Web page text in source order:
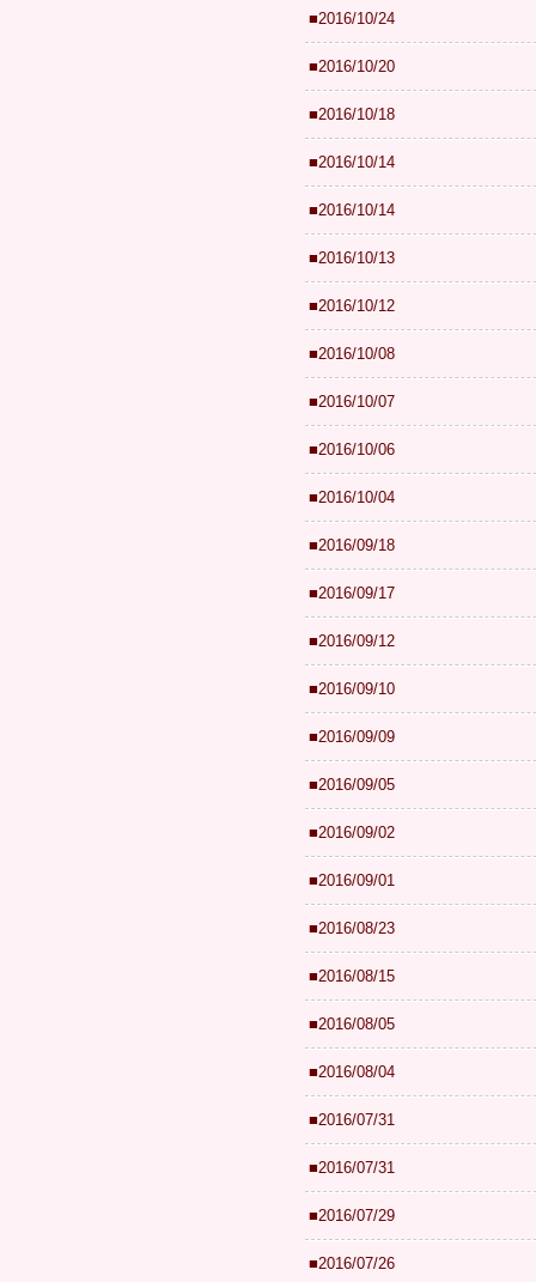
■2016/10/24
■2016/10/20
■2016/10/18
■2016/10/14
■2016/10/14
■2016/10/13
■2016/10/12
■2016/10/08
■2016/10/07
■2016/10/06
■2016/10/04
■2016/09/18
■2016/09/17
■2016/09/12
■2016/09/10
■2016/09/09
■2016/09/05
■2016/09/02
■2016/09/01
■2016/08/23
■2016/08/15
■2016/08/05
■2016/08/04
■2016/07/31
■2016/07/31
■2016/07/29
■2016/07/26